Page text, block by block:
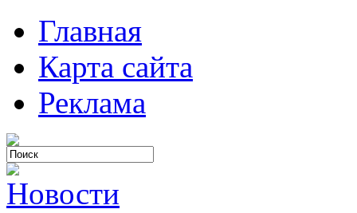
Главная
Карта сайта
Реклама